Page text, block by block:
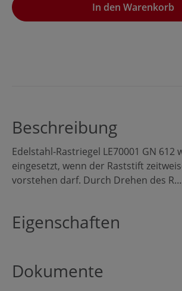
In den Warenkorb
Beschreibung
Edelstahl-Rastriegel LE70001 GN 612
eingesetzt, wenn der Raststift
vorstehen darf. Durch Drehen des R…
Eigenschaften
Dokumente